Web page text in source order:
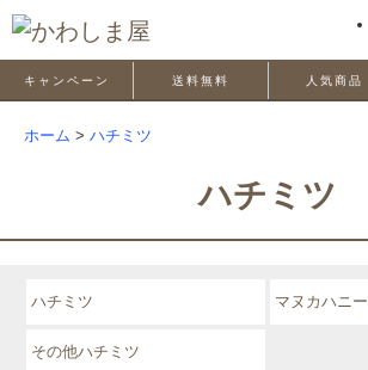
キャンペーン 送料無料 人気商品
ホーム > ハチミツ
ハチミツ
ハチミツ マヌカハニー
その他ハチミツ